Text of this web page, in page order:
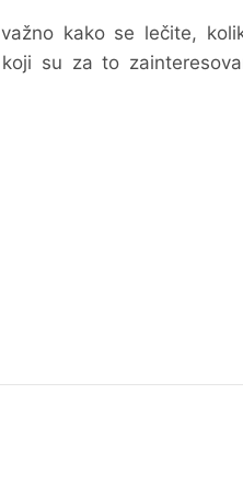
kako se lečite,
su za to